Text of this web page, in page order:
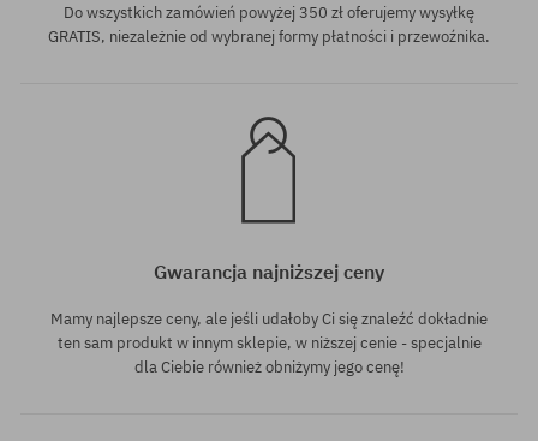
Do wszystkich zamówień powyżej 350 zł oferujemy wysyłkę
GRATIS, niezależnie od wybranej formy płatności i przewoźnika.
Gwarancja najniższej ceny
Mamy najlepsze ceny, ale jeśli udałoby Ci się znaleźć dokładnie
ten sam produkt w innym sklepie, w niższej cenie - specjalnie
dla Ciebie również obniżymy jego cenę!